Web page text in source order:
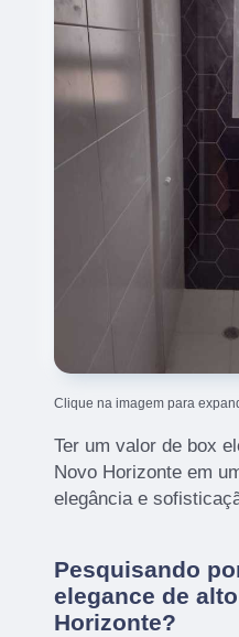
Clique na imagem para
Ter um valor de box
Novo Horizonte em
elegância e
Pesquisando
elegance de
Horizonte?